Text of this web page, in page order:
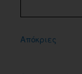
Απόκριες